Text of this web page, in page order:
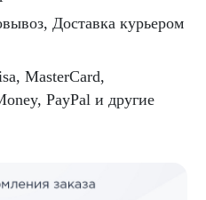
Доставка курьером
MasterCard,
PayPal и другие